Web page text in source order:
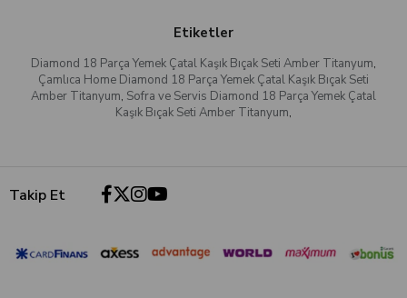
Etiketler
Diamond 18 Parça Yemek Çatal Kaşık Bıçak Seti Amber Titanyum,
Çamlıca Home Diamond 18 Parça Yemek Çatal Kaşık Bıçak Seti
Amber Titanyum, Sofra ve Servis Diamond 18 Parça Yemek Çatal
Kaşık Bıçak Seti Amber Titanyum,
Takip Et